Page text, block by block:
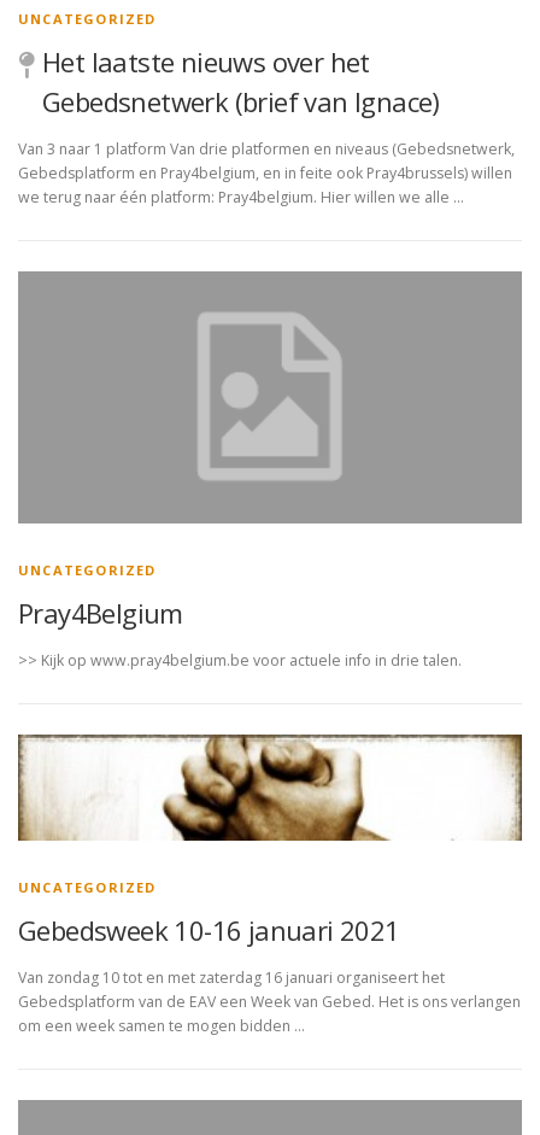
UNCATEGORIZED
Het laatste nieuws over het
Gebedsnetwerk (brief van Ignace)
Van 3 naar 1 platform Van drie platformen en niveaus (Gebedsnetwerk,
Gebedsplatform en Pray4belgium, en in feite ook Pray4brussels) willen
we terug naar één platform: Pray4belgium. Hier willen we alle …
UNCATEGORIZED
Pray4Belgium
>> Kijk op www.pray4belgium.be voor actuele info in drie talen.
UNCATEGORIZED
Gebedsweek 10-16 januari 2021
Van zondag 10 tot en met zaterdag 16 januari organiseert het
Gebedsplatform van de EAV een Week van Gebed. Het is ons verlangen
om een week samen te mogen bidden …